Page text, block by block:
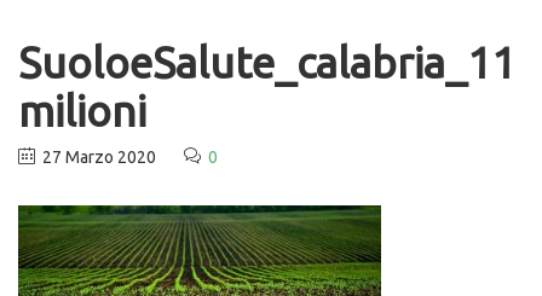
SuoloeSalute_calabria_11
milioni
27 Marzo 2020 0